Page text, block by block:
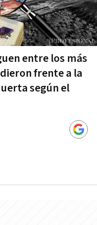
entre los más
frente a la
según el